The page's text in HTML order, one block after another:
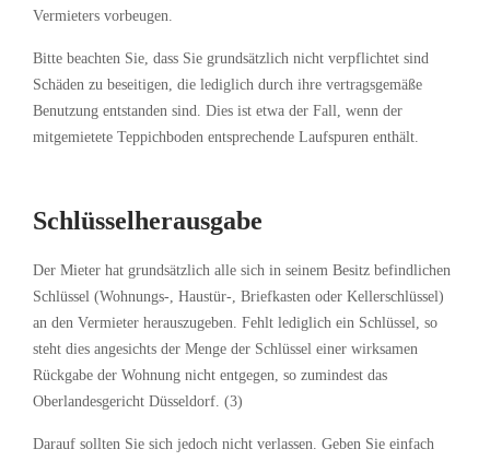
Vermieters vorbeugen.
Bitte beachten Sie, dass Sie grundsätzlich nicht verpflichtet sind
Schäden zu beseitigen, die lediglich durch ihre vertragsgemäße
Benutzung entstanden sind. Dies ist etwa der Fall, wenn der
mitgemietete Teppichboden entsprechende Laufspuren enthält.
Schlüsselherausgabe
Der Mieter hat grundsätzlich alle sich in seinem Besitz befindlichen
Schlüssel (Wohnungs-, Haustür-, Briefkasten oder Kellerschlüssel)
an den Vermieter herauszugeben. Fehlt lediglich ein Schlüssel, so
steht dies angesichts der Menge der Schlüssel einer wirksamen
Rückgabe der Wohnung nicht entgegen, so zumindest das
Oberlandesgericht Düsseldorf. (3)
Darauf sollten Sie sich jedoch nicht verlassen. Geben Sie einfach